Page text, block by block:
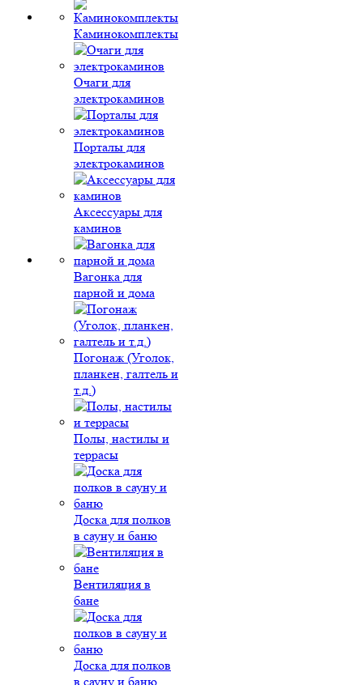
Каминокомплекты
Очаги для
электрокаминов
Порталы для
электрокаминов
Аксессуары для
каминов
Вагонка для
парной и дома
Погонаж (Уголок,
планкен, галтель и
т.д.)
Полы, настилы и
террасы
Доска для полков
в сауну и баню
Вентиляция в
бане
Доска для полков
в сауну и баню